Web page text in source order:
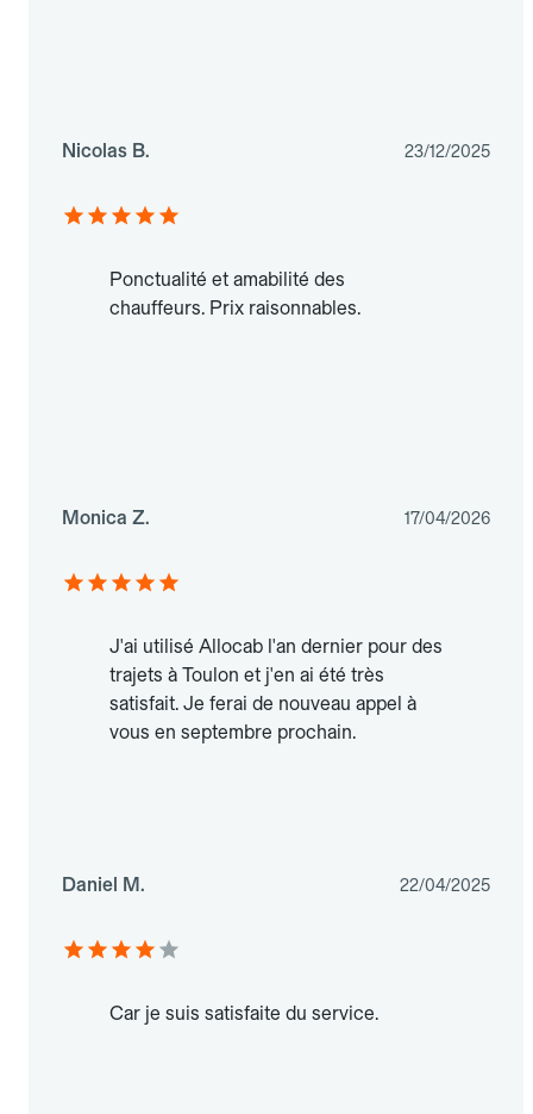
Nicolas B. 23/12/2025
Ponctualité et amabilité des
chauffeurs. Prix raisonnables.
Monica Z. 17/04/2026
J'ai utilisé Allocab l'an dernier pour des
trajets à Toulon et j'en ai été très
satisfait. Je ferai de nouveau appel à
vous en septembre prochain.
Daniel M. 22/04/2025
Car je suis satisfaite du service.